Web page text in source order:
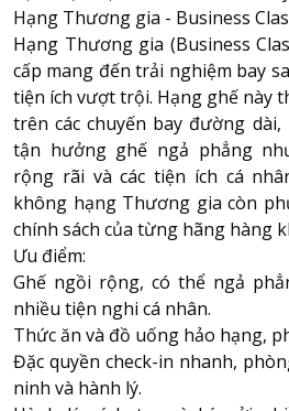
Hạng Thương gia - Business
Hạng Thương gia (Business
cấp mang đến trải nghiệm bay
tiện ích vượt trội. Hạng ghế này
trên các chuyến bay đường
tận hưởng ghế ngả phẳng
rộng rãi và các tiện ích cá
không hạng Thương gia còn
chính sách của từng hãng hàng
Ưu điểm:
Ghế ngồi rộng, có thể ngả
nhiều tiện nghi cá nhân.
Thức ăn và đồ uống hảo hạng,
Đặc quyền check-in nhanh,
ninh và hành lý.